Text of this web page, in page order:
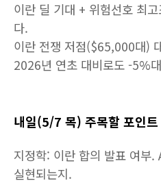
이란 딜 기대 + 위험선호 최
다.
이란 전쟁 저점($65,000대)
2026년 연초 대비로도 -5%
내일(5/7 목) 주목할 포인트
지정학: 이란 합의 발표 여부
실현되는지.